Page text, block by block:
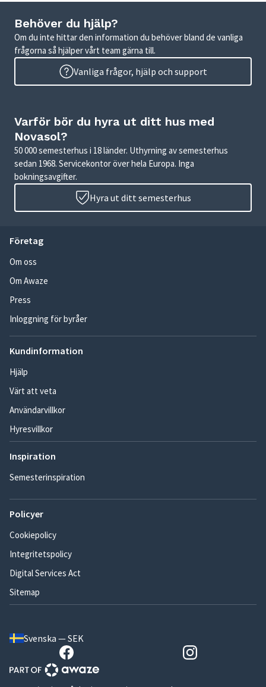
Behöver du hjälp?
Om du inte hittar den information du behöver bland de vanliga
frågorna så hjälper vårt team gärna till.
Vanliga frågor, hjälp och support
Varför bör du hyra ut ditt hus med
Novasol?
50 000 semesterhus i 18 länder. Uthyrning av semesterhus
sedan 1968. Servicekontor över hela Europa. Inga
bokningsavgifter.
Hyra ut ditt semesterhus
Företag
Om oss
Om Awaze
Press
Inloggning för byråer
Kundinformation
Hjälp
Värt att veta
Användarvillkor
Hyresvillkor
Inspiration
Semesterinspiration
Policyer
Cookiepolicy
Integritetspolicy
Digital Services Act
Sitemap
Svenska — SEK